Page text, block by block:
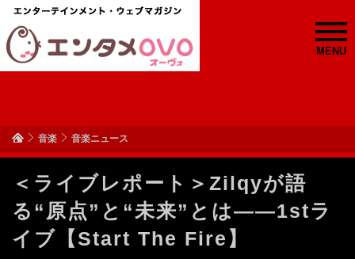
MENU
音楽 音楽ニュース
＜ライブレポート＞Zilqyが語
る“原点”と“未来”とは――1stラ
イブ【Start The Fire】